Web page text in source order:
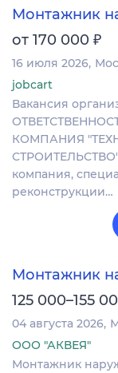
Монтажник
от 170 000 ₽
16 июля 2026
jobcart
Вакансия
КОМПАНИЯ
компания,
реконструкции…
Монтажник
125 000–155
04 августа 2026
ООО "АКВЕЯ"
Монтажник